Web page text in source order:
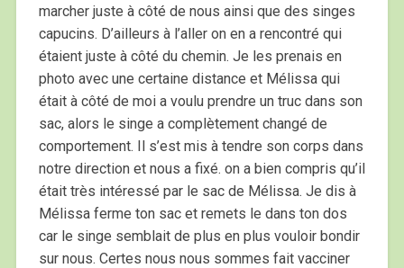
marcher juste à côté de nous ainsi que des singes
capucins. D’ailleurs à l’aller on en a rencontré qui
étaient juste à côté du chemin. Je les prenais en
photo avec une certaine distance et Mélissa qui
était à côté de moi a voulu prendre un truc dans son
sac, alors le singe a complètement changé de
comportement. Il s’est mis à tendre son corps dans
notre direction et nous a fixé. on a bien compris qu’il
était très intéressé par le sac de Mélissa. Je dis à
Mélissa ferme ton sac et remets le dans ton dos
car le singe semblait de plus en plus vouloir bondir
sur nous. Certes nous nous sommes fait vacciner